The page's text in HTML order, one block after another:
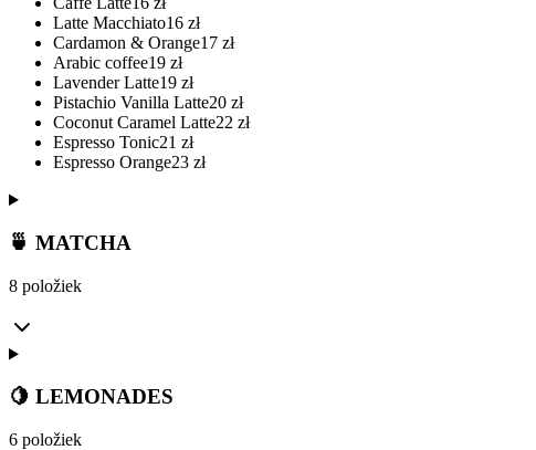
Latte Macchiato16 zł
Cardamon & Orange17 zł
Arabic coffee19 zł
Lavender Latte19 zł
Pistachio Vanilla Latte20 zł
Coconut Caramel Latte22 zł
Espresso Tonic21 zł
Espresso Orange23 zł
🍵 MATCHA
8 položiek
🍋 LEMONADES
6 položiek